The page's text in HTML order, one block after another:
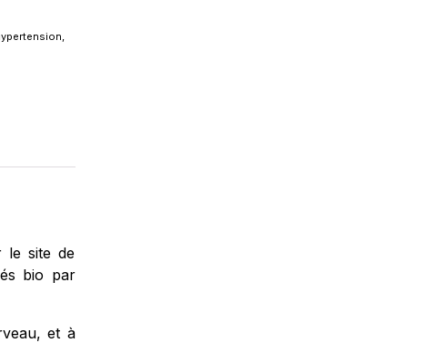
,
le site de
bio par
et à